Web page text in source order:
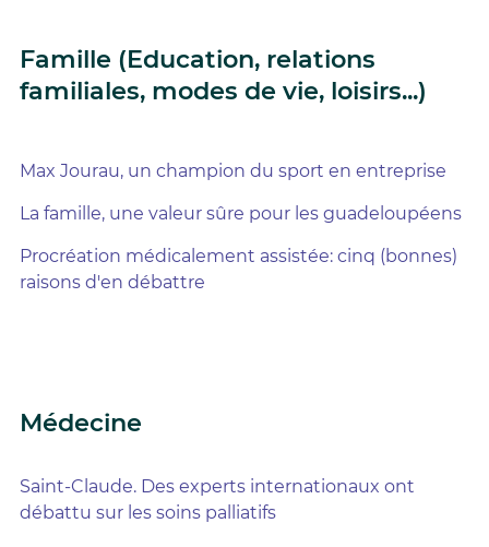
Famille (Education, relations
familiales, modes de vie, loisirs...)
Max Jourau, un champion du sport en entreprise
La famille, une valeur sûre pour les guadeloupéens
Procréation médicalement assistée: cinq (bonnes)
raisons d'en débattre
Médecine
Saint-Claude. Des experts internationaux ont
débattu sur les soins palliatifs